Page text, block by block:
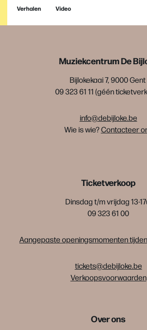
Verhalen Video
Muziekcentrum De
Bijlokekaai 7, 9000 Gent
09 323 61 11 (géén
info@debijloke.be
Wie is wie?Contacteer
Ticketverkoop
Dinsdag t/m vrijdag 13-
09 323 61 00
Aangepaste openingsmomenten
tickets@debijloke.be
Verkoopsvoorwaarden
Over ons